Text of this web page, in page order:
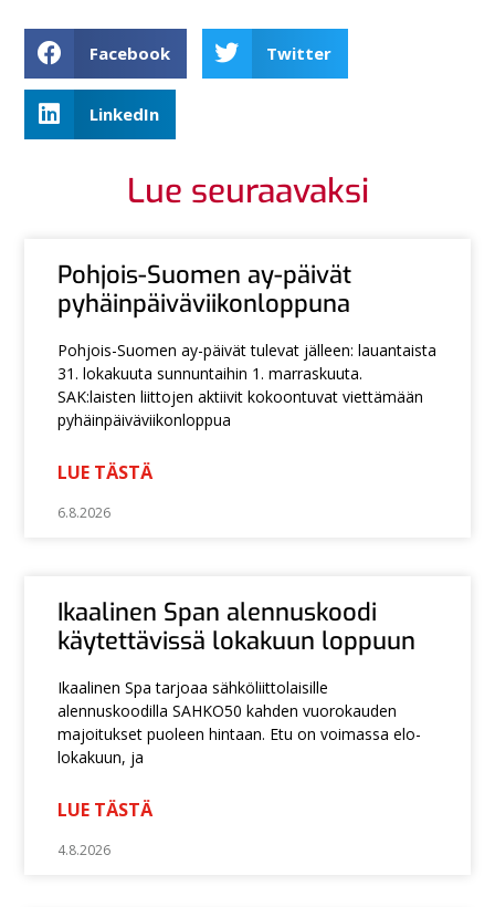
Facebook Twitter
LinkedIn
Lue seuraavaksi
Pohjois-Suomen ay-päivät
pyhäinpäiväviikonloppuna
Pohjois-Suomen ay-päivät tulevat jälleen: lauantaista
31. lokakuuta sunnuntaihin 1. marraskuuta.
SAK:laisten liittojen aktiivit kokoontuvat viettämään
pyhäinpäiväviikonloppua
LUE TÄSTÄ
6.8.2026
Ikaalinen Span alennuskoodi
käytettävissä lokakuun loppuun
Ikaalinen Spa tarjoaa sähköliittolaisille
alennuskoodilla SAHKO50 kahden vuorokauden
majoitukset puoleen hintaan. Etu on voimassa elo-
lokakuun, ja
LUE TÄSTÄ
4.8.2026